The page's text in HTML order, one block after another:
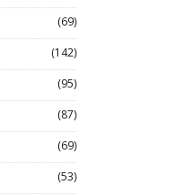
(69)
(142)
(95)
(87)
(69)
(53)